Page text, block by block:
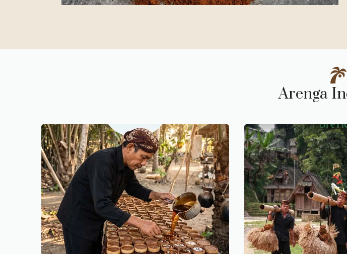
Arenga